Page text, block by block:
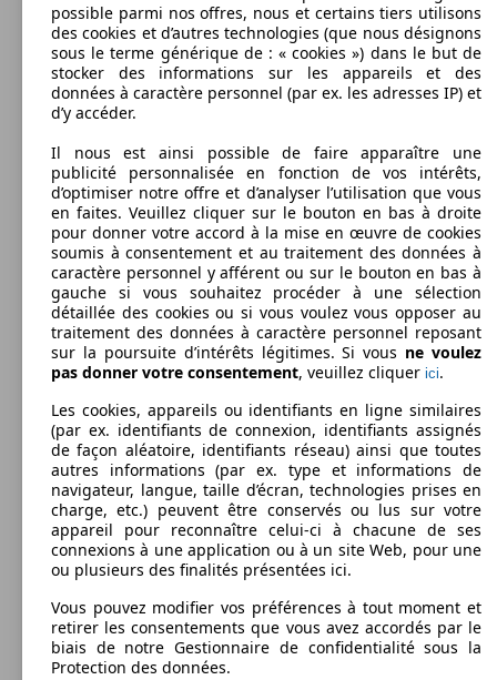
3008 1.6 BlueHDi 120ch S&S BVM6
88 KW
(120 PS)
Ø
l/
3008 1.6 BlueHDi 120ch S&S BVM6 BC
88 KW
(120 PS)
Ø
l/
3008 1.6 BlueHDi 120ch S&S EAT6
(120 PS) l/
3008 2.0 BlueHDi 150ch S&S BVM6
3008 Puretech 180ch S&S EAT8
133 KW
(180 PS)
Ø
l/
Diesel
Model Version
Leistung
3008 1.5 BlueHDi 130ch S&S BVM6
96 KW
(130 PS)
Ø
l/
3008 1.6 BlueHDi 100ch S&S BVM5
73 KW
(100 PS)
Ø
l/
3008 1.6 THP 155ch BVA6
115 KW
Ø
3008 1.6 THP 155ch BVM6
115 KW
(155 PS)
Ø
l/
3008 1.6 THP 165ch S&S EAT6
121 KW
(165 PS)
Ø
l/
3008 1.6 VTi 120ch BVM5
88 KW
(120 PS)
Ø
l/
SUV/4x4/Pick-Up
Diesel
Model Version
Leistung
2013 - 2016Peugeot 3008 HYBRID4 (11/2013-01/2016)
Dim. (L/l/h):
Puissance:
120 - 147 KW (163 - 200 PS)
Portes:
5
Sièges:
5
Coffre:
377 - 1190 Litres
Capacité de remorquage:
Afficher les variantes
possible parmi nos offres, nous et certains tiers utilisons
des cookies et d’autres technologies (que nous désignons
sous le terme générique de : « cookies ») dans le but de
stocker des informations sur les appareils et des
données à caractère personnel (par ex. les adresses IP) et
d’y accéder.
Il nous est ainsi possible de faire apparaître une
publicité personnalisée en fonction de vos intérêts,
d’optimiser notre offre et d’analyser l’utilisation que vous
en faites. Veuillez cliquer sur le bouton en bas à droite
pour donner votre accord à la mise en œuvre de cookies
soumis à consentement et au traitement des données à
caractère personnel y afférent ou sur le bouton en bas à
gauche si vous souhaitez procéder à une sélection
détaillée des cookies ou si vous voulez vous opposer au
traitement des données à caractère personnel reposant
sur la poursuite d’intérêts légitimes. Si vous ne voulez
pas donner votre consentement, veuillez cliquer ici.
Les cookies, appareils ou identifiants en ligne similaires
(par ex. identifiants de connexion, identifiants assignés
de façon aléatoire, identifiants réseau) ainsi que toutes
autres informations (par ex. type et informations de
navigateur, langue, taille d’écran, technologies prises en
charge, etc.) peuvent être conservés ou lus sur votre
appareil pour reconnaître celui-ci à chacune de ses
connexions à une application ou à un site Web, pour une
ou plusieurs des finalités présentées ici.
Vous pouvez modifier vos préférences à tout moment et
retirer les consentements que vous avez accordés par le
biais de notre Gestionnaire de confidentialité sous la
Protection des données.